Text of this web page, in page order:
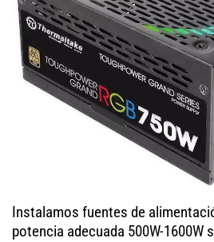
Instalamos fuentes de
potencia adecuada 500W-1600W